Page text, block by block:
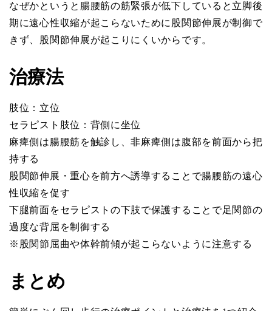
なぜかというと腸腰筋の筋緊張が低下していると立脚後
期に遠心性収縮が起こらないために股関節伸展が制御で
きず、股関節伸展が起こりにくいからです。
治療法
肢位：立位
セラピスト肢位：背側に坐位
麻痺側は腸腰筋を触診し、非麻痺側は腹部を前面から把
持する
股関節伸展・重心を前方へ誘導することで腸腰筋の遠心
性収縮を促す
下腿前面をセラピストの下肢で保護することで足関節の
過度な背屈を制御する
※股関節屈曲や体幹前傾が起こらないように注意する
まとめ